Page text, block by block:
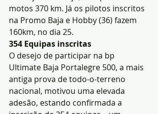
motos 370 km. Já os pilotos inscritos
na Promo Baja e Hobby (36) fazem
160km, no dia 25.
354 Equipas inscritas
O desejo de participar na bp
Ultimate Baja Portalegre 500, a mais
antiga prova de todo-o-terreno
nacional, motivou uma elevada
adesão, estando confirmada a